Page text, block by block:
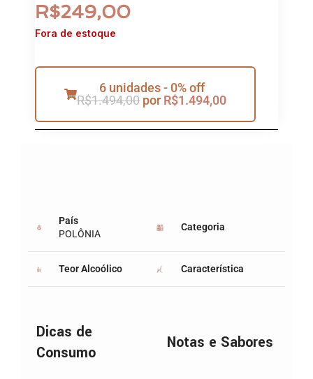
R$249,00
Fora de estoque
6 unidades - 0% off
R$1.494,00 por R$1.494,00
País
POLÔNIA
Categoria
Teor Alcoólico Característica
Dicas de
Consumo
Notas e Sabores